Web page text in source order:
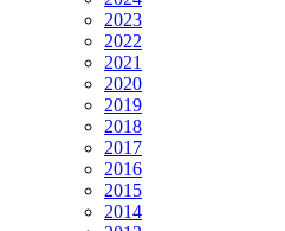
2023
2022
2021
2020
2019
2018
2017
2016
2015
2014